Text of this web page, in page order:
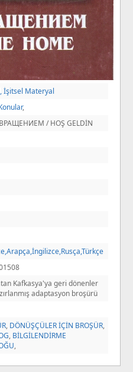
İşitsel Materyal
,
/ HOŞ GELDİN
Kafkasya'ya geri dönenler
adaptasyon broşürü
, DÖNÜŞÇÜLER İÇİN BROŞÜR,
, BİLGİLENDİRME
,